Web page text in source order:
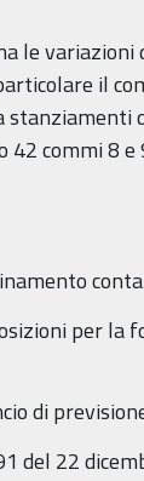
le
il
commi 8
per
di
del 22